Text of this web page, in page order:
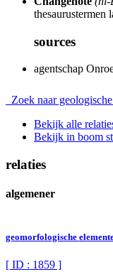
thesaurustermen
sources
agentschap
Zoek naar
Bekijk alle
Bekijk in boom
relaties
algemener
geomorfologische
[ ID : 1859 ]